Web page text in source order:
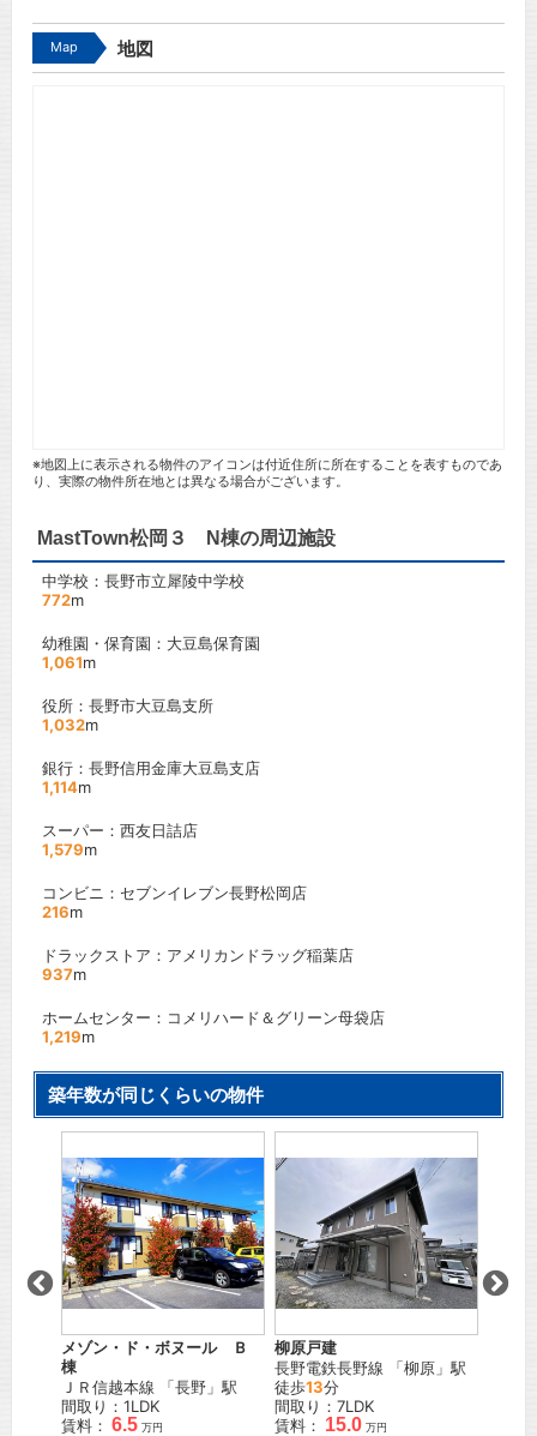
Map 地図
※地図上に表示される物件のアイコンは付近住所に所在することを表すものであ
り、実際の物件所在地とは異なる場合がございます。
MastTown松岡３ N棟の周辺施設
中学校：長野市立犀陵中学校
772m
幼稚園・保育園：大豆島保育園
1,061m
役所：長野市大豆島支所
1,032m
銀行：長野信用金庫大豆島支店
1,114m
スーパー：西友日詰店
1,579m
コンビニ：セブンイレブン長野松岡店
216m
ドラックストア：アメリカンドラッグ稲葉店
937m
ホームセンター：コメリハード＆グリーン母袋店
1,219m
築年数が同じくらいの物件
メゾン・ド・ボヌール Ｂ
棟
ＪＲ信越本線 「長野 」駅
間取り：1LDK
賃料： 6.5 万円
柳原戸建
長野電鉄長野線 「柳原 」駅
徒歩13分
間取り：7LDK
賃料： 15.0 万円